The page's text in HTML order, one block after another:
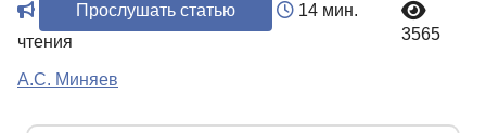
Прослушать статью
14 мин.
чтения
3565
А.С. Миняев